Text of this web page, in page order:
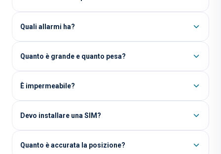
Quali allarmi ha?
Quanto è grande e quanto pesa?
È impermeabile?
Devo installare una SIM?
Quanto è accurata la posizione?